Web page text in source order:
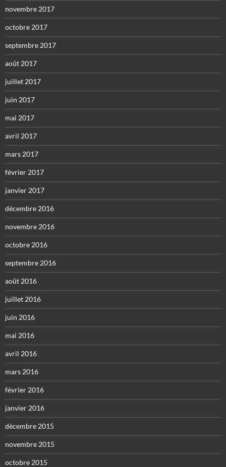
novembre 2017
octobre 2017
septembre 2017
août 2017
juillet 2017
juin 2017
mai 2017
avril 2017
mars 2017
février 2017
janvier 2017
décembre 2016
novembre 2016
octobre 2016
septembre 2016
août 2016
juillet 2016
juin 2016
mai 2016
avril 2016
mars 2016
février 2016
janvier 2016
décembre 2015
novembre 2015
octobre 2015